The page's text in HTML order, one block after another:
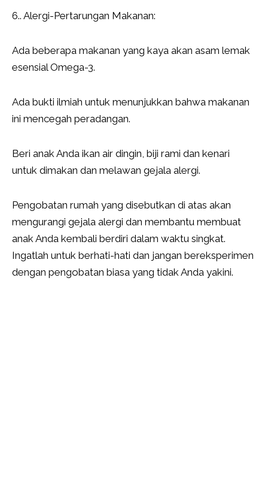
6.. Alergi-Pertarungan Makanan:
Ada beberapa makanan yang kaya akan asam lemak
esensial Omega-3.
Ada bukti ilmiah untuk menunjukkan bahwa makanan
ini mencegah peradangan.
Beri anak Anda ikan air dingin, biji rami dan kenari
untuk dimakan dan melawan gejala alergi.
Pengobatan rumah yang disebutkan di atas akan
mengurangi gejala alergi dan membantu membuat
anak Anda kembali berdiri dalam waktu singkat.
Ingatlah untuk berhati-hati dan jangan bereksperimen
dengan pengobatan biasa yang tidak Anda yakini.